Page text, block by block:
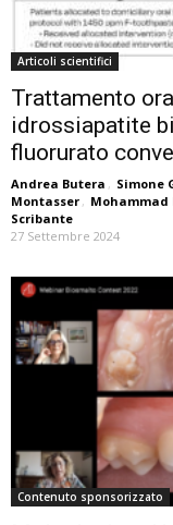
Articoli scientifici
Trattamento
idrossiapatite
fluorurato
Andrea Butera , Simone
Montasser , Mohammad
Scribante
27 Settembre 2024
Contenuto sponsorizzato